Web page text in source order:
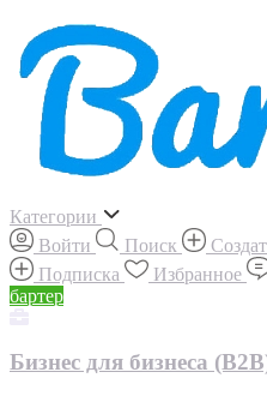
Категории
Войти
Поиск
Подписка
Избранное
бартер
Бизнес для бизнеса